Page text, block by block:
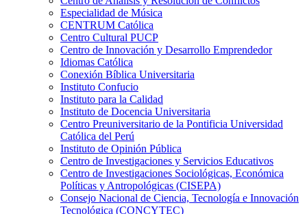
Especialidad de Música
CENTRUM Católica
Centro Cultural PUCP
Centro de Innovación y Desarrollo Emprendedor
Idiomas Católica
Conexión Bíblica Universitaria
Instituto Confucio
Instituto para la Calidad
Instituto de Docencia Universitaria
Centro Preuniversitario de la Pontificia Universidad
Católica del Perú
Instituto de Opinión Pública
Centro de Investigaciones y Servicios Educativos
Centro de Investigaciones Sociológicas, Económica
Políticas y Antropológicas (CISEPA)
Consejo Nacional de Ciencia, Tecnología e Innovación
Tecnológica (CONCYTEC)